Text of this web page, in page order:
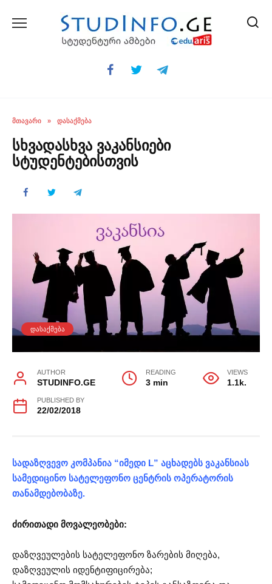
ᲛᲗᲐᲕᲐᲠᲘ » ᲓᲐᲡᲐᲥᲛᲔᲑᲐ
სხვადასხვა ვაკანსიები
სტუდენტებისთვის
ᲓᲐᲡᲐᲥᲛᲔᲑᲐ
AUTHOR
STUDINFO.GE
READING
3 min
VIEWS
1.1k.
PUBLISHED BY
22/02/2018
სადაზღვევო კომპანია “იმედი L” აცხადებს ვაკანსიას
სამედიცინო სატელეფონო ცენტრის ოპერატორის
თანამდებობაზე.
ძირითადი მოვალეობები:
დაზღვეულების სატელეფონო ზარების მიღება,
დაზღვეულის იდენტიფიცირება;